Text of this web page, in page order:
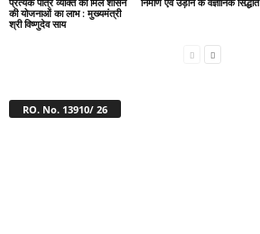
की योजनाओं का लाभ : मुख्यमंत्री
श्री विष्णुदेव साय
RO. No. 13910/ 26